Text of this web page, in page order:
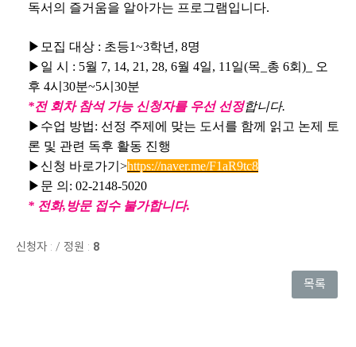
독서의 즐거움을 알아가는 프로그램입니다.
▶모집 대상 : 초등1~3학년, 8명
▶일 시 : 5월 7, 14, 21, 28, 6월 4일, 11일(목_총 6회)_ 오
후 4시30분~5시30분
*전 회차 참석 가능 신청자를 우선 선정합니다.
▶수업 방법: 선정 주제에 맞는 도서를 함께 읽고 논제 토
론 및 관련 독후 활동 진행
▶신청 바로가기>https://naver.me/F1aR9tc8
▶문 의: 02-2148-5020
* 전화,방문 접수 불가합니다.
신청자 : / 정원 : 8
목록